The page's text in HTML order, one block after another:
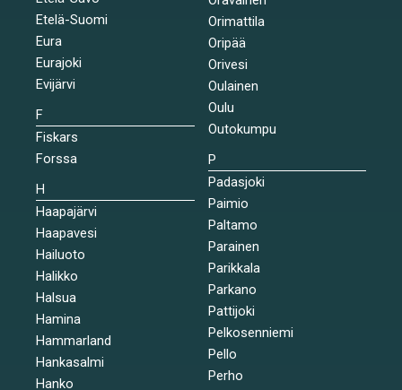
Etelä-Suomi
Eura
Eurajoki
Evijärvi
F
Fiskars
Forssa
H
Haapajärvi
Haapavesi
Hailuoto
Halikko
Halsua
Hamina
Hammarland
Hankasalmi
Hanko
Orimattila
Oripää
Orivesi
Oulainen
Oulu
Outokumpu
P
Padasjoki
Paimio
Paltamo
Parainen
Parikkala
Parkano
Pattijoki
Pelkosenniemi
Pello
Perho